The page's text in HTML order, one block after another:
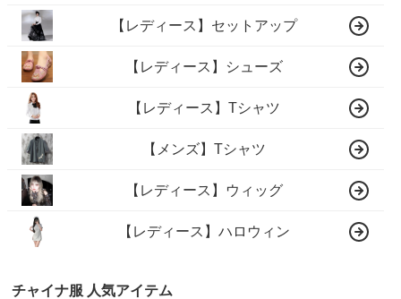
【レディース】セットアップ
【レディース】シューズ
【レディース】Tシャツ
【メンズ】Tシャツ
【レディース】ウィッグ
【レディース】ハロウィン
チャイナ服 人気アイテム